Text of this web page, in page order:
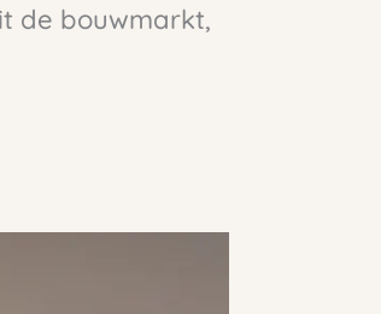
de bouwmarkt,